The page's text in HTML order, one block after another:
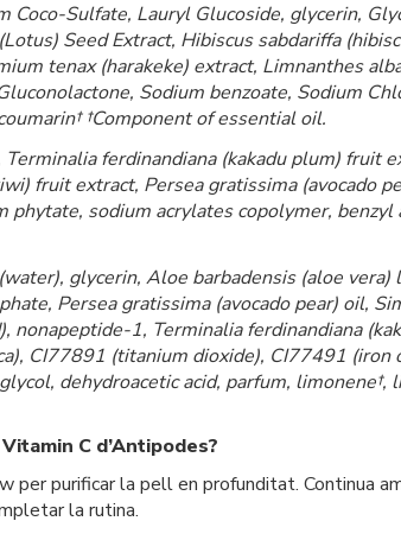
Coco-Sulfate, Lauryl Glucoside, glycerin,
Seed Extract, Hibiscus sabdariffa
tenax (harakeke) extract, Limnanthes
Sodium benzoate, Sodium
†Component of essential oil.
ferdinandiana (kakadu plum) fruit
fruit extract, Persea gratissima (avocado
sodium acrylates copolymer, benzyl
glycerin, Aloe barbadensis (aloe
Persea gratissima (avocado pear) oil,
nonapeptide-1, Terminalia ferdinandiana
CI77891 (titanium dioxide), CI77491 (iron
dehydroacetic acid, parfum, limonene†,
C d’Antipodes?
purificar la pell en profunditat. Continua
la rutina.